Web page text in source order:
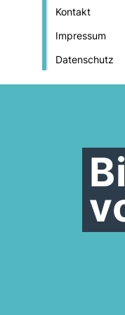
Kontakt
Impressum
Datenschutz